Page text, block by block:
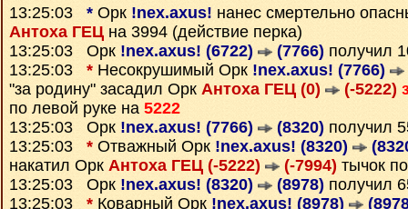
13:25:03 * Орк !nex.axus! нанес смертельно
Антоха ГЕЦ на 3994 (действие перка)
13:25:03 Орк !nex.axus! (6722) (7766) получил
13:25:03 * Несокрушимый Орк !nex.axus! (7766)
"за родину" засадил Орк Антоха ГЕЦ (0) (-5222)
по левой руке на 5222
13:25:03 Орк !nex.axus! (7766) (8320) получил
13:25:03 * Отважный Орк !nex.axus! (8320)
накатил Орк Антоха ГЕЦ (-5222) (-7994) тычок
13:25:03 Орк !nex.axus! (8320) (8978) получил
13:25:03 * Коварный Орк !nex.axus! (8978)